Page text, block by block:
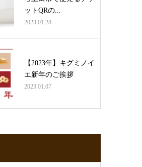
ットQRの...
2023.01.28
【2023年】キグミノイ
エ新年のご挨拶
2023.01.07